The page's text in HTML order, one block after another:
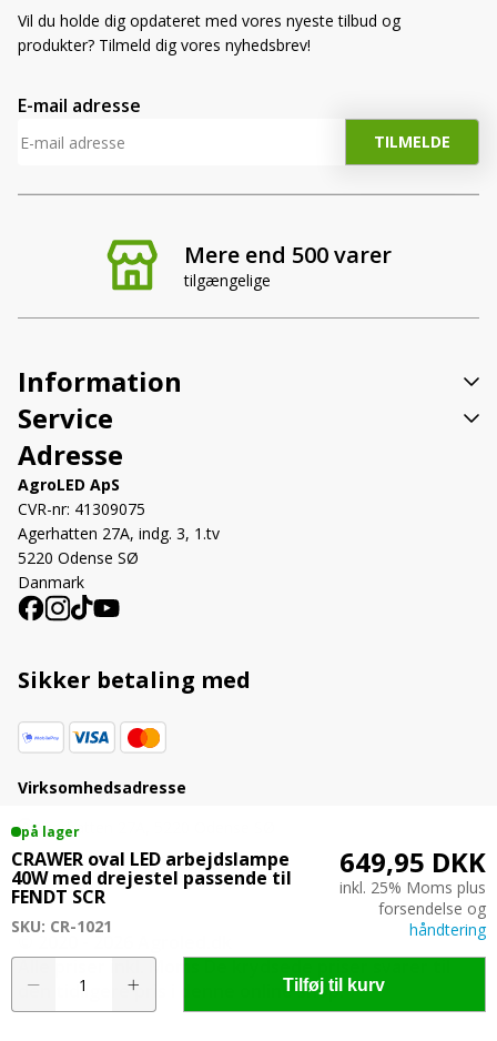
på lager
CRAWER oval LED arbejdslampe
40W med drejestel passende til
FENDT SCR
SKU: CR-1021
649,95 DKK
inkl. 25% Moms plus
forsendelse og
håndtering
CRAWER
oval
LED
Tilføj til kurv
Mere end 500 varer
tilgængelige
Vil du holde dig opdateret med vores nyeste tilbud og
produkter? Tilmeld dig vores nyhedsbrev!
E-mail adresse
Information
Service
Adresse
AgroLED ApS
CVR-nr: 41309075
Agerhatten 27A, indg. 3, 1.tv
5220 Odense SØ
Danmark
Sikker betaling med
Virksomhedsadresse
Agerhatten 27A, 5220 Odense SØ
Alle priser inkl. Moms De krydsede priser svarer til
den tidligere pris i denne online shop.